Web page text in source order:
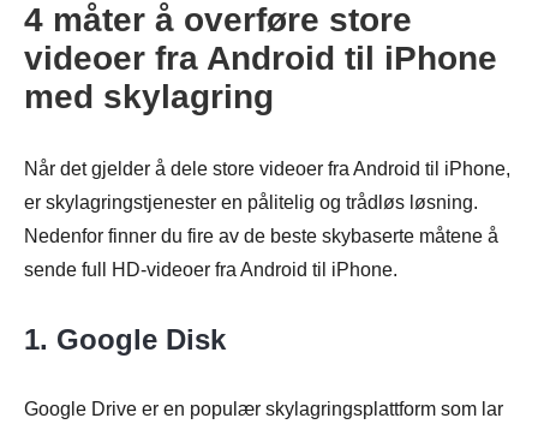
4 måter å overføre store
videoer fra Android til iPhone
med skylagring
Når det gjelder å dele store videoer fra Android til iPhone,
er skylagringstjenester en pålitelig og trådløs løsning.
Nedenfor finner du fire av de beste skybaserte måtene å
sende full HD-videoer fra Android til iPhone.
1. Google Disk
Google Drive er en populær skylagringsplattform som lar